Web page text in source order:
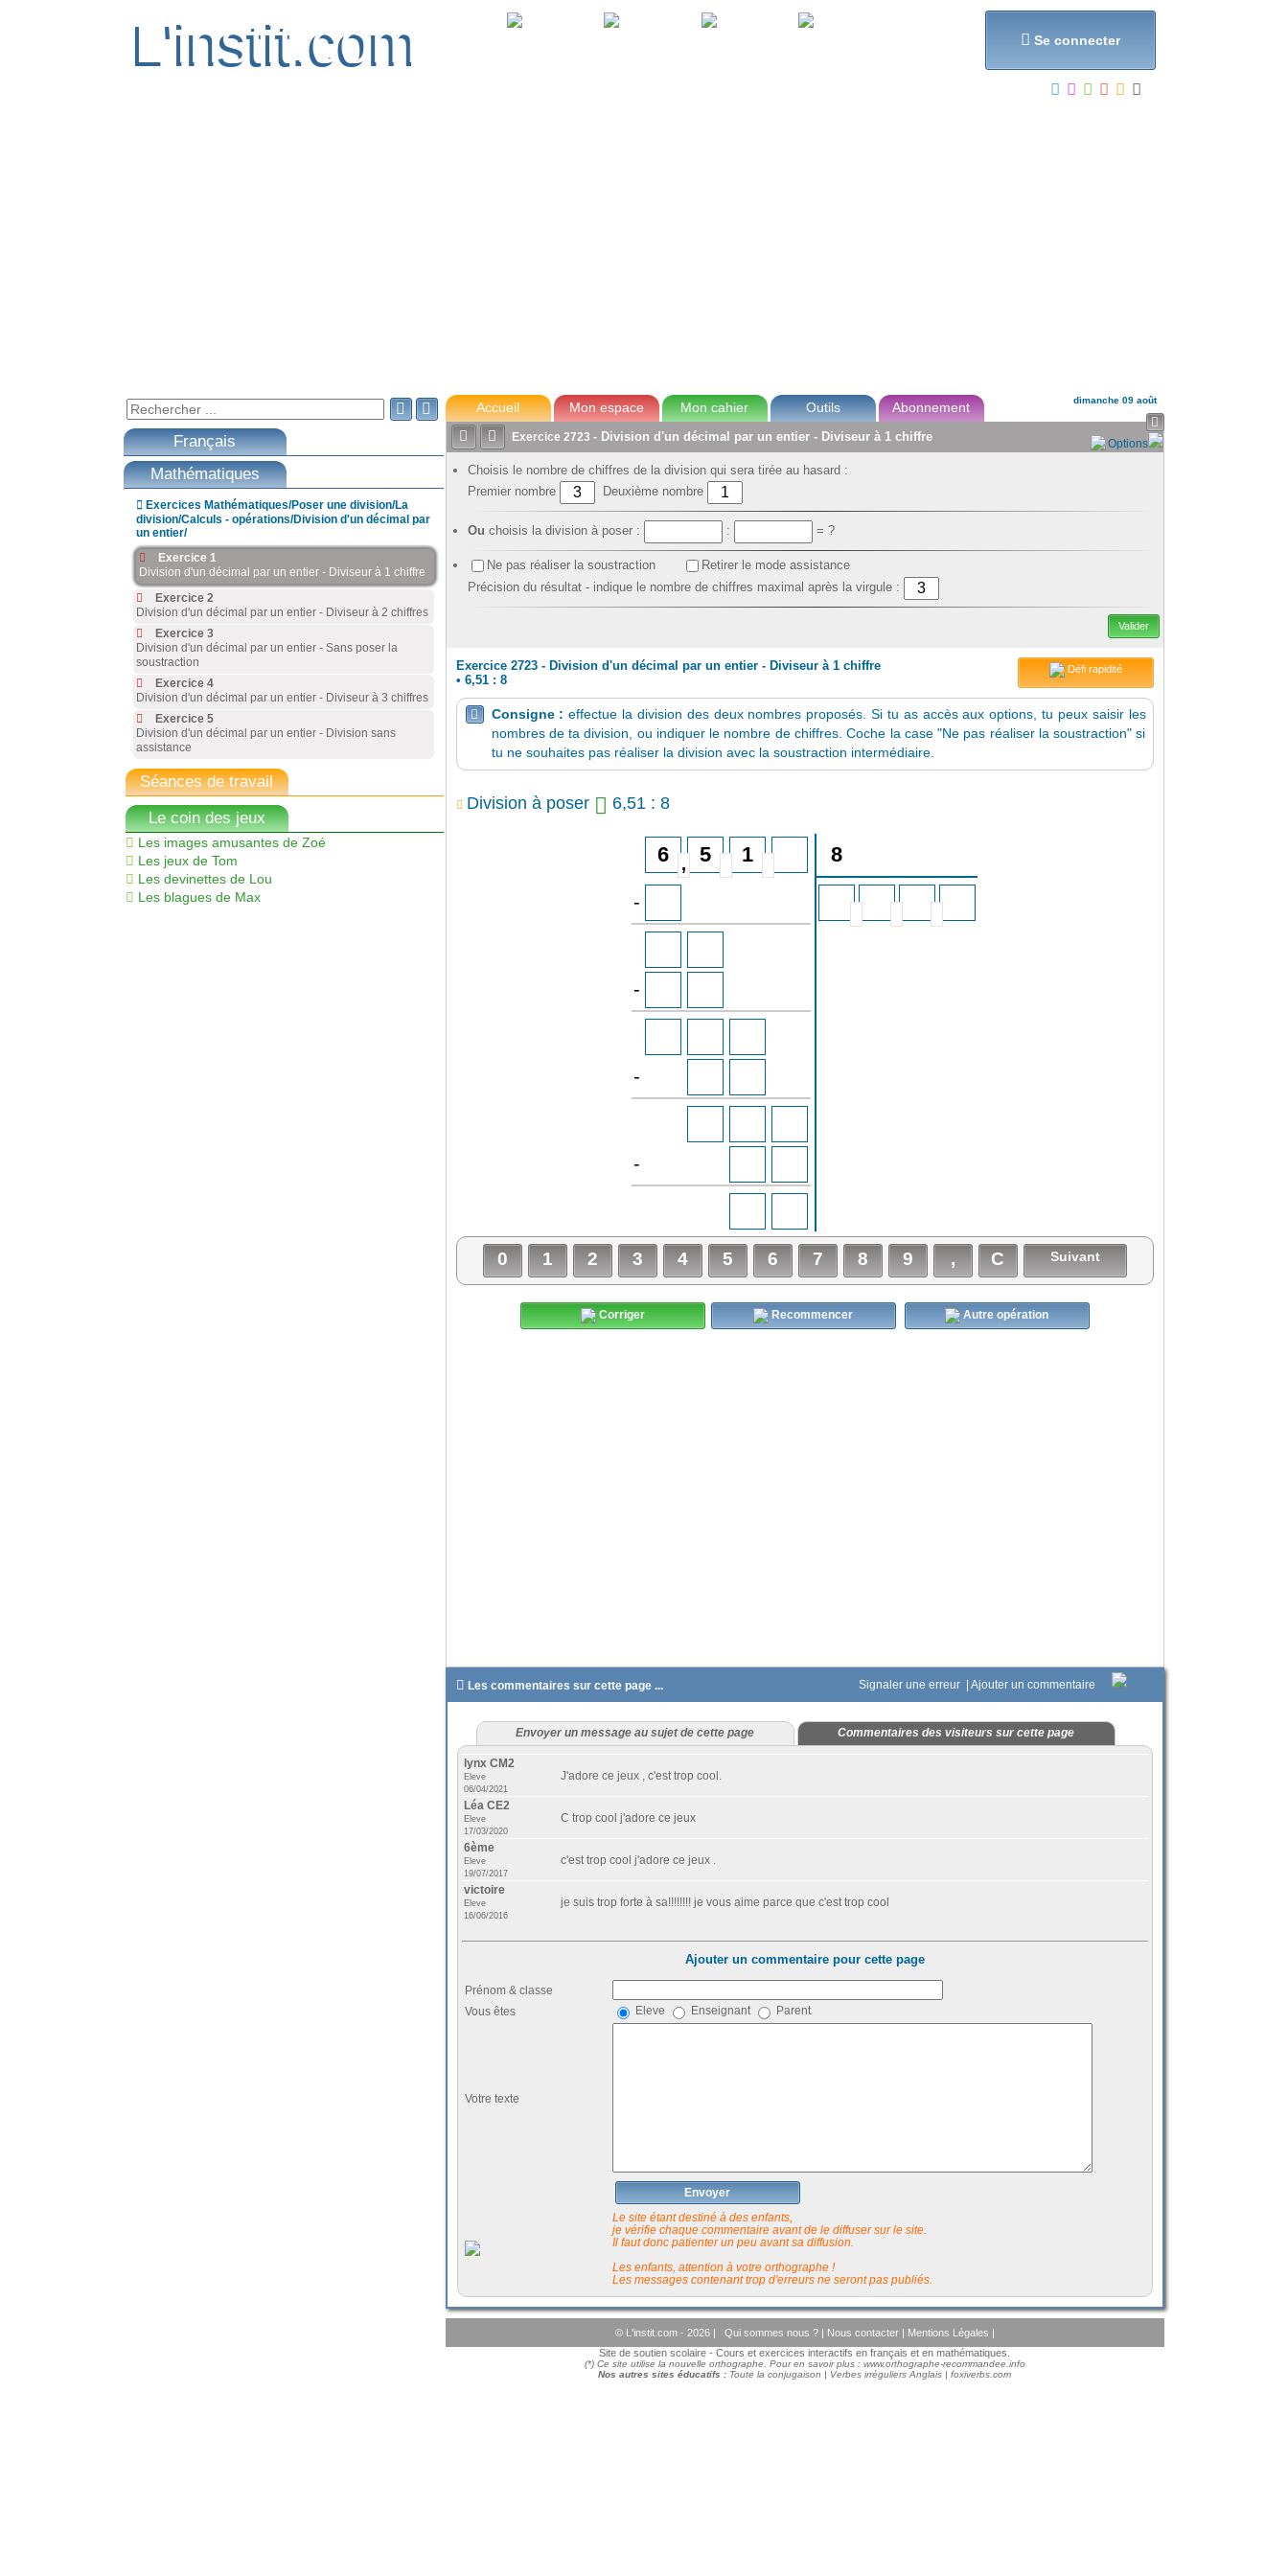
 Se connecter
L'instit.com
L'instit.com avec Zoé Tom Lou Max
 
Français
Mathématiques
 Exercices Mathématiques/Poser une division/La
division/Calculs - opérations/Division d'un décimal par
un entier/
Exercice 1
Division d'un décimal par un entier - Diviseur à 1 chiffre
Exercice 2
Division d'un décimal par un entier - Diviseur à 2 chiffres
Exercice 3
Division d'un décimal par un entier - Sans poser la
soustraction
Exercice 4
Division d'un décimal par un entier - Diviseur à 3 chiffres
Exercice 5
Division d'un décimal par un entier - Division sans
assistance
Séances de travail
Le coin des jeux
Les images amusantes de Zoé
Les jeux de Tom
Les devinettes de Lou
Les blagues de Max
Accueil Mon espace Mon cahier Outils Abonnement dimanche 09 août

  Exercice 2723 - Division d'un décimal par un entier - Diviseur à 1 chiffre Options
Choisis le nombre de chiffres de la division qui sera tirée au hasard :
Premier nombre
Deuxième nombre
Ou choisis la division à poser : : = ?
Ne pas réaliser la soustraction
Retirer le mode assistance
Précision du résultat - indique le nombre de chiffres maximal après la virgule :
Valider
Défi rapidité
Exercice 2723 - Division d'un décimal par un entier - Diviseur à 1 chiffre
• 6,51 : 8
 Consigne :effectue la division des deux nombres proposés. Si tu as accès aux options, tu peux saisir les
nombres de ta division, ou indiquer le nombre de chiffres. Coche la case "Ne pas réaliser la soustraction" si
tu ne souhaites pas réaliser la division avec la soustraction intermédiaire.
Division à poser 6,51 : 8
8
-
-
-
-
0 1 2 3 4 5 6 7 8 9 , C Suivant
Corriger Recommencer Autre opération
 Les commentaires sur cette page ... Signaler une erreur | Ajouter un commentaire
Envoyer un message au sujet de cette page Commentaires des visiteurs sur cette page
lynx CM2
Eleve
06/04/2021
J'adore ce jeux , c'est trop cool.
Léa CE2
Eleve
17/03/2020
C trop cool j'adore ce jeux
6ème
Eleve
19/07/2017
c'est trop cool j'adore ce jeux .
victoire
Eleve
16/06/2016
je suis trop forte à sa!!!!!!!! je vous aime parce que c'est trop cool
Ajouter un commentaire pour cette page
Prénom & classe
Vous êtes
Eleve Enseignant Parent
Votre texte
Envoyer
Le site étant destiné à des enfants,
je vérifie chaque commentaire avant de le diffuser sur le site.
Il faut donc patienter un peu avant sa diffusion.
Les enfants, attention à votre orthographe !
Les messages contenant trop d'erreurs ne seront pas publiés.
© L'instit.com - 2026 | Qui sommes nous ? | Nous contacter | Mentions Légales |
Site de soutien scolaire - Cours et exercices interactifs en français et en mathématiques.
(*) Ce site utilise la nouvelle orthographe. Pour en savoir plus : www.orthographe-recommandee.info
Nos autres sites éducatifs : Toute la conjugaison | Verbes irréguliers Anglais | foxiverbs.com